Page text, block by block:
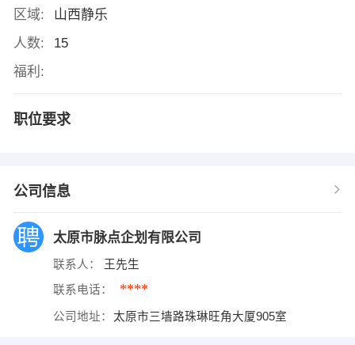
区域:
山西静乐
人数:
15
福利:
职位要求
公司信息
太原市脉点企划有限公司
联系人： 王先生
联系电话： ****
公司地址： 太原市三墙路珠琳旺角大厦905室